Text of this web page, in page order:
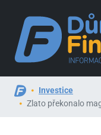
Investice
Zlato překonalo